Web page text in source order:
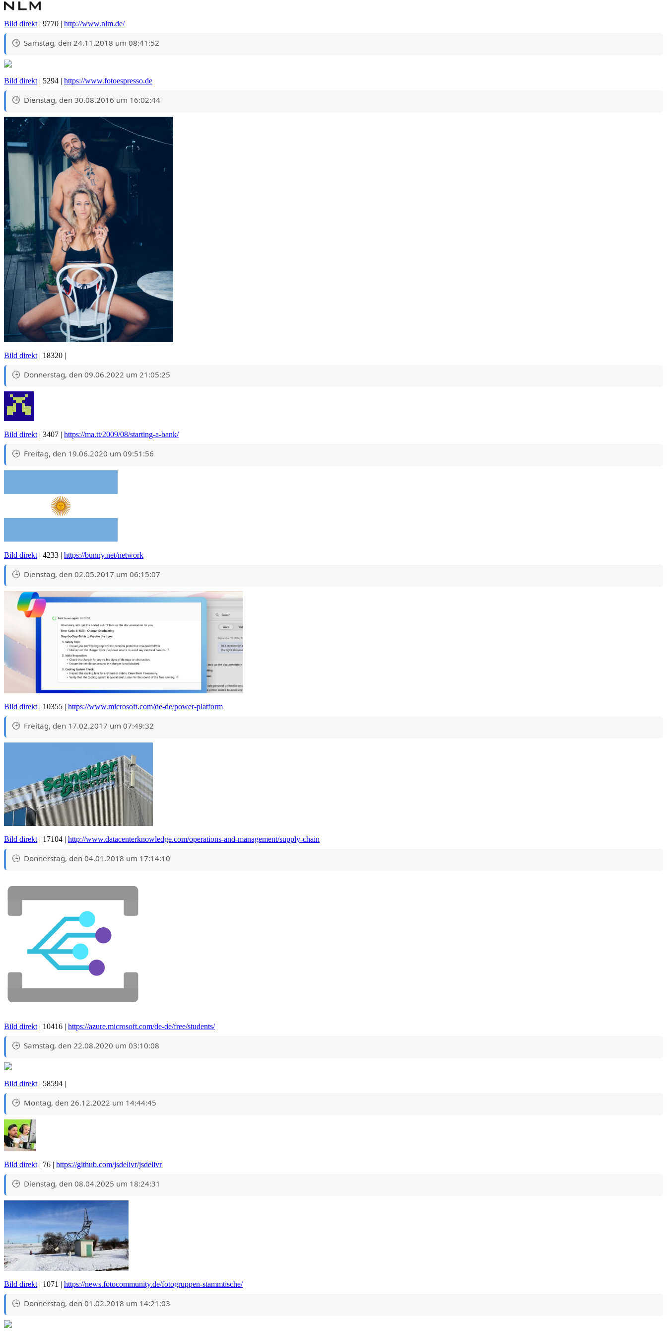
Bild direkt | 9770 | http://www.nlm.de/
Samstag, den 24.11.2018 um 08:41:52
Bild direkt | 5294 | https://www.fotoespresso.de
Dienstag, den 30.08.2016 um 16:02:44
Bild direkt| 18320 |
Donnerstag, den 09.06.2022 um 21:05:25
Bild direkt| 3407 | https://ma.tt/2009/08/starting-a-bank/
Freitag, den 19.06.2020 um 09:51:56
Bild direkt | 4233 | https://bunny.net/network
Dienstag, den 02.05.2017 um 06:15:07
Bild direkt | 10355 | https://www.microsoft.com/de-de/power-platform
Freitag, den 17.02.2017 um 07:49:32
Bild direkt | 17104 | http://www.datacenterknowledge.com/operations-and-management/supply-chain
Donnerstag, den 04.01.2018 um 17:14:10
Bild direkt | 10416 | https://azure.microsoft.com/de-de/free/students/
Samstag, den 22.08.2020 um 03:10:08
Bild direkt | 58594 |
Montag, den 26.12.2022 um 14:44:45
Bild direkt | 76 | https://github.com/jsdelivr/jsdelivr
Dienstag, den 08.04.2025 um 18:24:31
Bild direkt | 1071 | https://news.fotocommunity.de/fotogruppen-stammtische/
Donnerstag, den 01.02.2018 um 14:21:03